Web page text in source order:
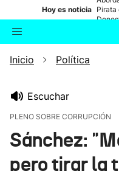
Hoy es noticia Pirata
Buscador
Inicio Política
Escuchar
PLENO SOBRE CORRUPCIÓN
Sánchez:
pero tirar la